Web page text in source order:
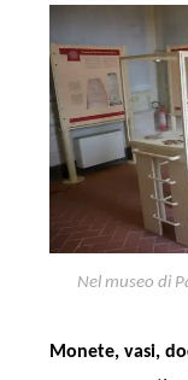
Nel museo di
Monete, vasi,